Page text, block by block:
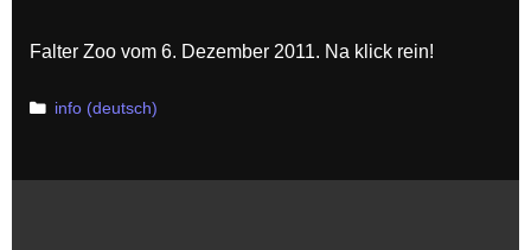
Falter Zoo vom 6. Dezember 2011. Na klick rein!
Categories
info (deutsch)